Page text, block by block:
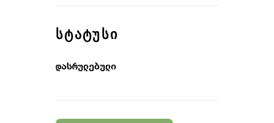
ᲡᲢᲐᲢᲣᲡᲘ
დასრულებული